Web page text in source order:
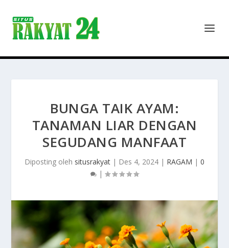
BUNGA TAIK AYAM:
TANAMAN LIAR DENGAN
SEGUDANG MANFAAT
Diposting oleh situsrakyat | Des 4, 2024 | RAGAM | 0
|